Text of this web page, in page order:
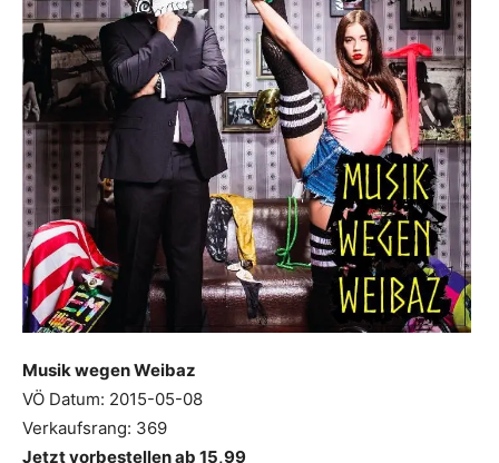
Musik wegen Weibaz
VÖ Datum: 2015-05-08
Verkaufsrang: 369
Jetzt vorbestellen ab 15,99